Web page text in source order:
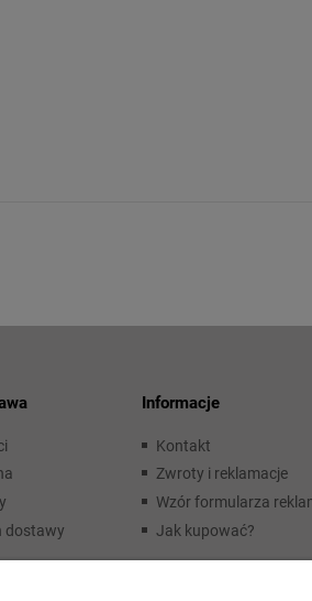
dostawy
Informacje
Kontakt
Zwroty i reklamacje
Wzór formularza
Jak kupować?